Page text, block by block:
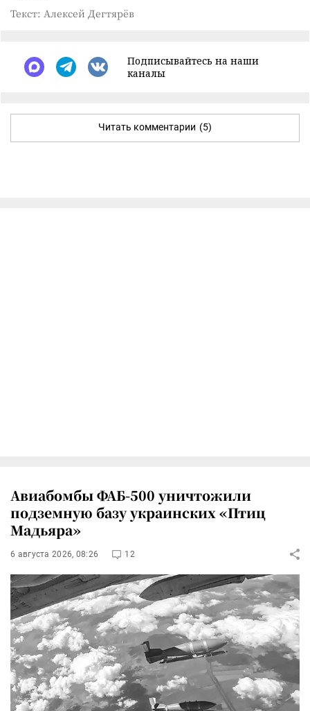
Текст: Алексей Дегтярёв
Подписывайтесь на наши
каналы
Читать комментарии (5)
Авиабомбы ФАБ-500 уничтожили
подземную базу украинских «Птиц
Мадьяра»
6 августа 2026, 08:26 12